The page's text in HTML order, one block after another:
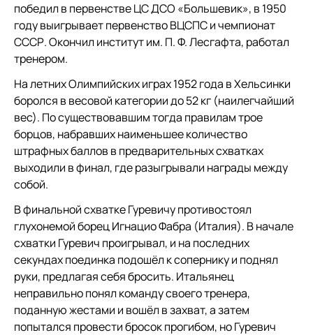
победил в первенстве ЦС ДСО «Большевик», в 1950
году выигрывает первенство ВЦСПС и чемпионат
СССР. Окончил институт им. П. Ф. Лесгафта, работал
тренером.
На летних Олимпийских играх 1952 года в Хельсинки
боролся в весовой категории до 52 кг (наилегчайший
вес). По существовавшим тогда правилам трое
борцов, набравших наименьшее количество
штрафных баллов в предварительных схватках
выходили в финал, где разыгрывали награды между
собой.
В финальной схватке Гуревичу противостоял
глухонемой борец Игнацио Фабра (Италия). В начале
схватки Гуревич проигрывал, и на последних
секундах поединка подошёл к сопернику и поднял
руки, предлагая себя бросить. Итальянец
неправильно понял команду своего тренера,
поданную жестами и вошёл в захват, а затем
попытался провести бросок прогибом, но Гуревич